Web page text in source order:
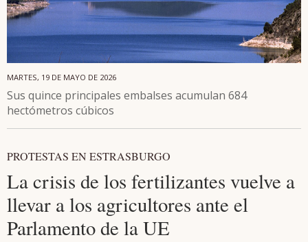
MARTES, 19 DE MAYO DE 2026
Sus quince principales embalses acumulan 684
hectómetros cúbicos
PROTESTAS EN ESTRASBURGO
La crisis de los fertilizantes vuelve a
llevar a los agricultores ante el
Parlamento de la UE